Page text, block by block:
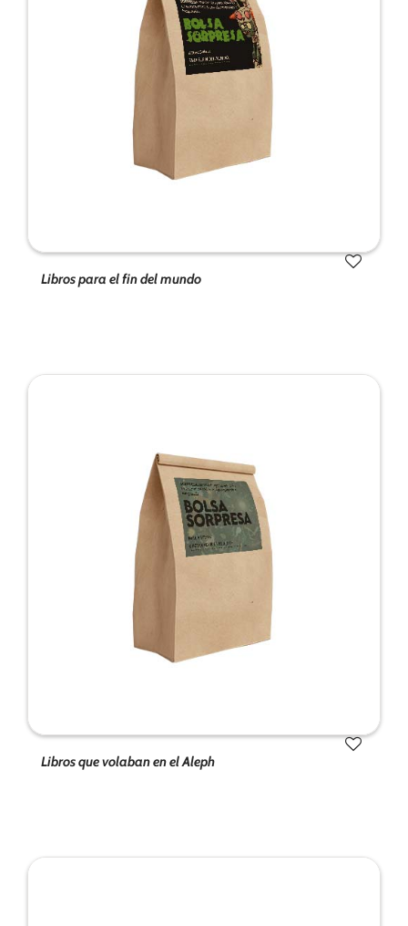
Libros para el fin del mundo
Libros que volaban en el Aleph